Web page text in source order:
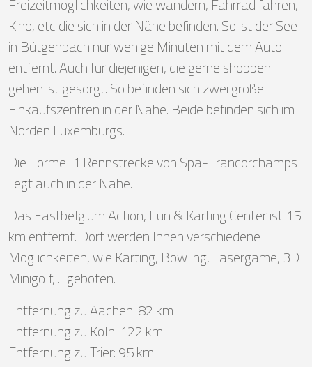
Freizeitmöglichkeiten, wie wandern, Fahrrad fahren,
Kino, etc die sich in der Nähe befinden. So ist der See
in Bütgenbach nur wenige Minuten mit dem Auto
entfernt. Auch für diejenigen, die gerne shoppen
gehen ist gesorgt. So befinden sich zwei große
Einkaufszentren in der Nähe. Beide befinden sich im
Norden Luxemburgs.
Die Formel 1 Rennstrecke von Spa-Francorchamps
liegt auch in der Nähe.
Das Eastbelgium Action, Fun & Karting Center ist 15
km entfernt. Dort werden Ihnen verschiedene
Möglichkeiten, wie Karting, Bowling, Lasergame, 3D
Minigolf, ... geboten.
Entfernung zu Aachen: 82 km
Entfernung zu Köln: 122 km
Entfernung zu Trier: 95 km